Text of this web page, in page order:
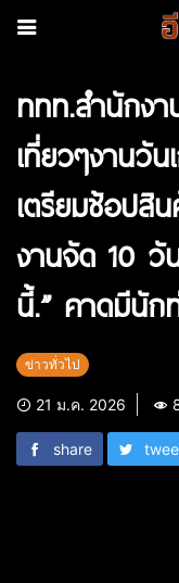
ททท.สำนักง
เที่ยวๆงานวั
เตรียมช้อปสิน
งานจัด 10
นี้.” คาดมีนัก
ข่าวทั่วไป
21 ม.ค. 2026
share